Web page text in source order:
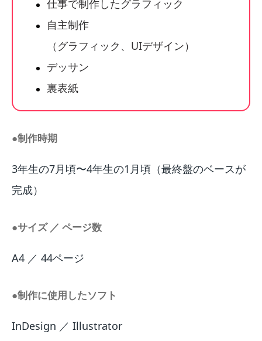
仕事で制作したグラフィック
自主制作
（グラフィック、UIデザイン）
デッサン
裏表紙
●制作時期
3年生の7月頃〜4年生の1月頃（最終盤のベースが
完成）
●サイズ ／ ページ数
A4 ／ 44ページ
●制作に使用したソフト
InDesign ／ Illustrator